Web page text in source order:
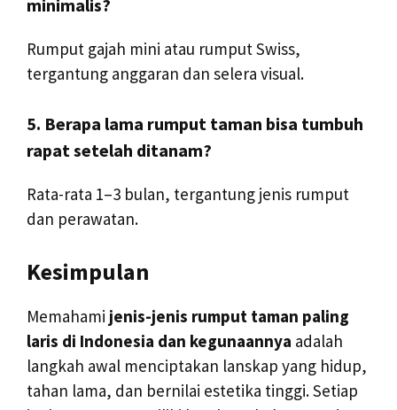
minimalis?
Rumput gajah mini atau rumput Swiss,
tergantung anggaran dan selera visual.
5. Berapa lama rumput taman bisa tumbuh
rapat setelah ditanam?
Rata-rata 1–3 bulan, tergantung jenis rumput
dan perawatan.
Kesimpulan
Memahami jenis-jenis rumput taman paling
laris di Indonesia dan kegunaannya adalah
langkah awal menciptakan lanskap yang hidup,
tahan lama, dan bernilai estetika tinggi. Setiap